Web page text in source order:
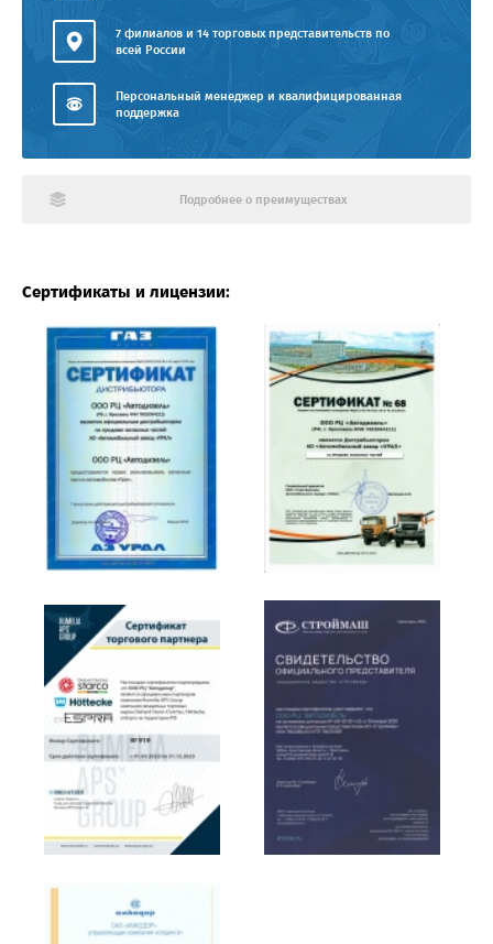
7 филиалов и 14 торговых представительств по
всей России
Персональный менеджер и квалифицированная
поддержка
Подробнее о преимуществах
Сертификаты и лицензии: